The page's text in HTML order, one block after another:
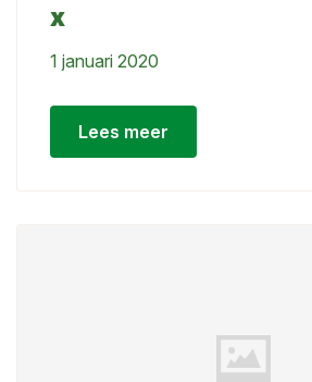
x
1 januari 2020
Lees meer